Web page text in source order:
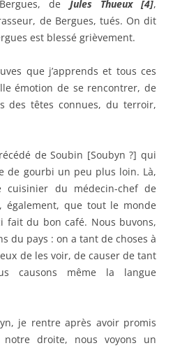
de Jules Thueux [4],
de Bergues, tués. On dit
est blessé grièvement.
que j’apprends et tous ces
émotion de se rencontrer, de
des têtes connues, du terroir,
de Soubin [Soubyn ?] qui
de gourbi un peu plus loin. Là,
du médecin-chef de
également, que tout le monde
fait du bon café. Nous buvons,
du pays : on a tant de choses à
de les voir, de causer de tant
causons même la langue
je rentre après avoir promis
droite, nous voyons un